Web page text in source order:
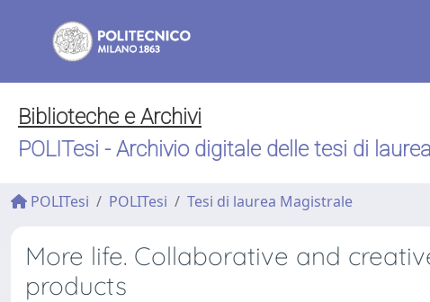
Biblioteche e Archivi
POLITesi - Archivio digitale delle tesi di
POLITesi POLITesi Tesi di laurea Magistrale
More life. Collaborative and
products